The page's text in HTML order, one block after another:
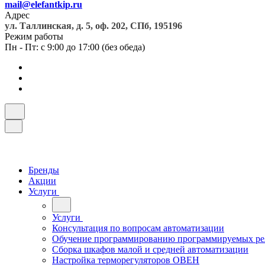
mail@elefantkip.ru
Адрес
ул. Таллинская, д. 5, оф. 202, СПб, 195196
Режим работы
Пн - Пт: с 9:00 до 17:00 (без обеда)
Бренды
Акции
Услуги
Услуги
Консультация по вопросам автоматизации
Обучение программированию программируемых
Сборка шкафов малой и средней автоматизации
Настройка терморегуляторов ОВЕН